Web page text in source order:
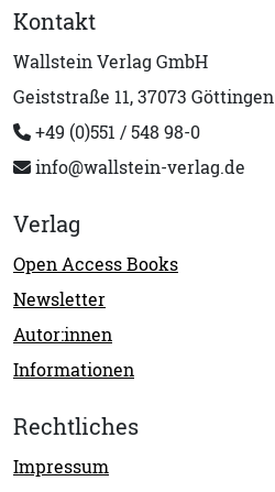
Kontakt
Wallstein Verlag GmbH
Geiststraße 11, 37073 Göttingen
+49 (0)551 / 548 98-0
info@wallstein-verlag.de
Verlag
Open Access Books
Newsletter
Autor:innen
Informationen
Rechtliches
Impressum